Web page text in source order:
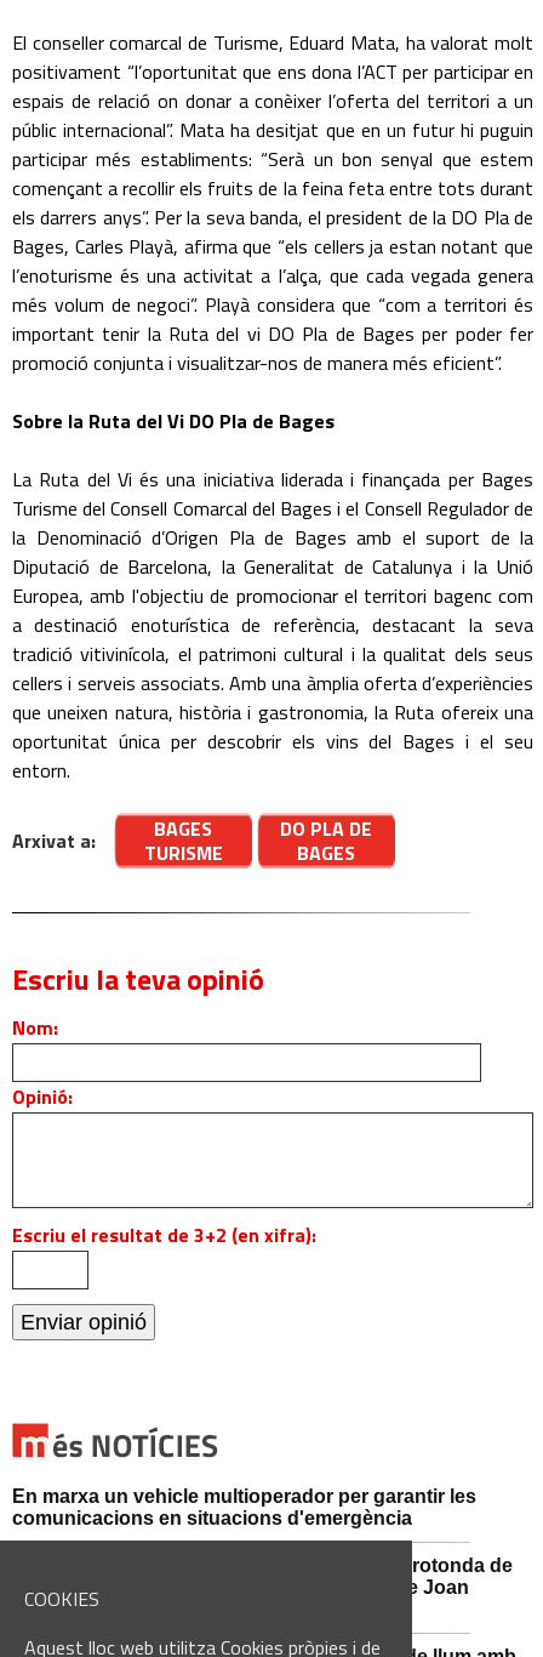
COOKIES
Aquest lloc web utilitza Cookies pròpies i de
El conseller comarcal de Turisme, Eduard Mata, ha valorat molt
positivament “l’oportunitat que ens dona l’ACT per participar en
espais de relació on donar a conèixer l’oferta del territori a un
públic internacional”. Mata ha desitjat que en un futur hi puguin
participar més establiments: “Serà un bon senyal que estem
començant a recollir els fruits de la feina feta entre tots durant
els darrers anys”. Per la seva banda, el president de la DO Pla de
Bages, Carles Playà, afirma que “els cellers ja estan notant que
l’enoturisme és una activitat a l’alça, que cada vegada genera
més volum de negoci”. Playà considera que “com a territori és
important tenir la Ruta del vi DO Pla de Bages per poder fer
promoció conjunta i visualitzar-nos de manera més eficient”.
Sobre la Ruta del Vi DO Pla de Bages
La Ruta del Vi és una iniciativa liderada i finançada per Bages
Turisme del Consell Comarcal del Bages i el Consell Regulador de
la Denominació d’Origen Pla de Bages amb el suport de la
Diputació de Barcelona, la Generalitat de Catalunya i la Unió
Europea, amb l'objectiu de promocionar el territori bagenc com
a destinació enoturística de referència, destacant la seva
tradició vitivinícola, el patrimoni cultural i la qualitat dels seus
cellers i serveis associats. Amb una àmplia oferta d’experiències
que uneixen natura, història i gastronomia, la Ruta ofereix una
oportunitat única per descobrir els vins del Bages i el seu
entorn.
Arxivat a:
BAGES
TURISME
DO PLA DE
BAGES
Escriu la teva opinió
Nom:
Opinió:
Escriu el resultat de 3+2 (en xifra):
En marxa un vehicle multioperador per garantir les
comunicacions en situacions d'emergència
Afectacions al trànsit aquest divendres a la rotonda de
l'Avinguda dels Dolors amb el carrer Alcalde Joan
Selves